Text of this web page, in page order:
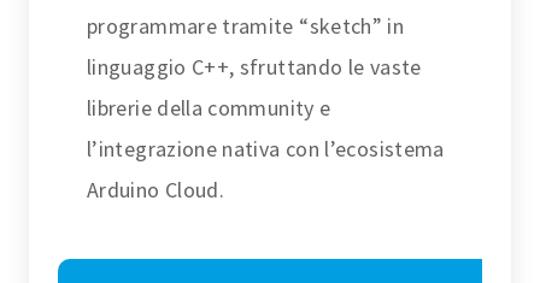
programmare tramite “sketch” in
linguaggio C++, sfruttando le vaste
librerie della community e
l’integrazione nativa con l’ecosistema
Arduino Cloud.